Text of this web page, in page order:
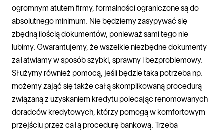
ogromnym atutem firmy, formalności ograniczone są do
absolutnego minimum. Nie będziemy zasypywać się
zbędną ilością dokumentów, ponieważ sami tego nie
lubimy. Gwarantujemy, że wszelkie niezbędne dokumenty
załatwiamy w sposób szybki, sprawny i bezproblemowy.
Służymy również pomocą, jeśli będzie taka potrzeba np.
możemy zająć się także całą skomplikowaną procedurą
związaną z uzyskaniem kredytu polecając renomowanych
doradców kredytowych, którzy pomogą w komfortowym
przejściu przez całą procedurę bankową. Trzeba